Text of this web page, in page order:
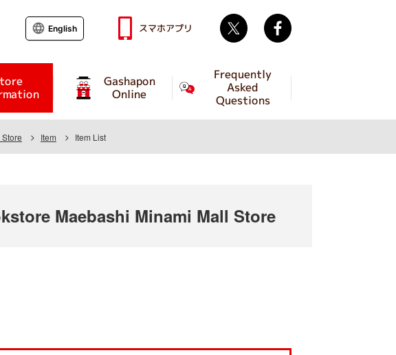
Gashapon
Online
Frequently
Asked
Questions
English スマホアプリ Twitter
Item Item List
Maebashi Minami Mall Store